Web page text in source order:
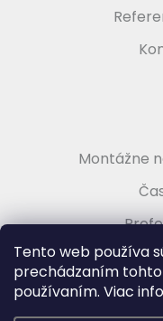
Tento web používa
prechádzaním tohto
používaním. Viac
Montážne